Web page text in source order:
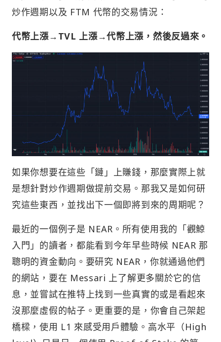
炒作週期以及 FTM 代幣的交易情況：
代幣上漲→TVL 上漲→代幣上漲，然後反過來。
如果你想要在這些「鏈」上賺錢，那麼實際上就
是想針對炒作週期做提前交易。那我又是如何研
究這些東西，並找出下一個即將到來的周期呢？
最近的一個例子是 NEAR。所有使用我的「觀鯨
入門」的讀者，都能看到今年早些時候 NEAR 那
聰明的資金動向。要研究 NEAR，你就通過他們
的網站，要在 Messari 上了解更多關於它的信
息，並嘗試在推特上找到一些真實的或是看起來
沒那麼虛假的帖子。更重要的是，你會自己架起
橋樑，使用 L1 來感受用戶體驗。高水平（High